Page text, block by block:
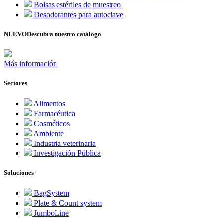
Bolsas estériles de muestreo
Desodorantes para autoclave
NUEVODescubra nuestro catálogo
Más información
Sectores
Alimentos
Farmacéutica
Cosméticos
Ambiente
Industria veterinaria
Investigación Pública
Soluciones
BagSystem
Plate & Count system
JumboLine